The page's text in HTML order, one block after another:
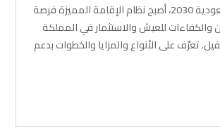
في ظل رؤية السعودية 2030، أصبح نظام الإقامة المميزة فرصة
والكفاءات للعيش والاستثمار في المملكة
تعرّف على الأنواع والمزايا والخطوات بدعم